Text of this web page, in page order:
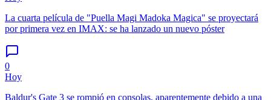
La cuarta película de "Puella Magi Madoka Magica" se proyectará
por primera vez en IMAX: se ha lanzado un nuevo póster
0
Hoy
Baldur's Gate 3 se rompió en consolas, aparentemente debido a una